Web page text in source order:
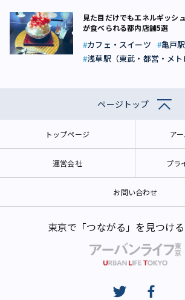
見た目だけでもエネルギッシ
が食べられる都内店舗5選
カフェ・スイーツ 亀戸駅
浅草駅（東武・都営・メト
ページトップ
トップページ ア
運営会社 プラ
お問い合わせ
東京で「つながる」を見つけ